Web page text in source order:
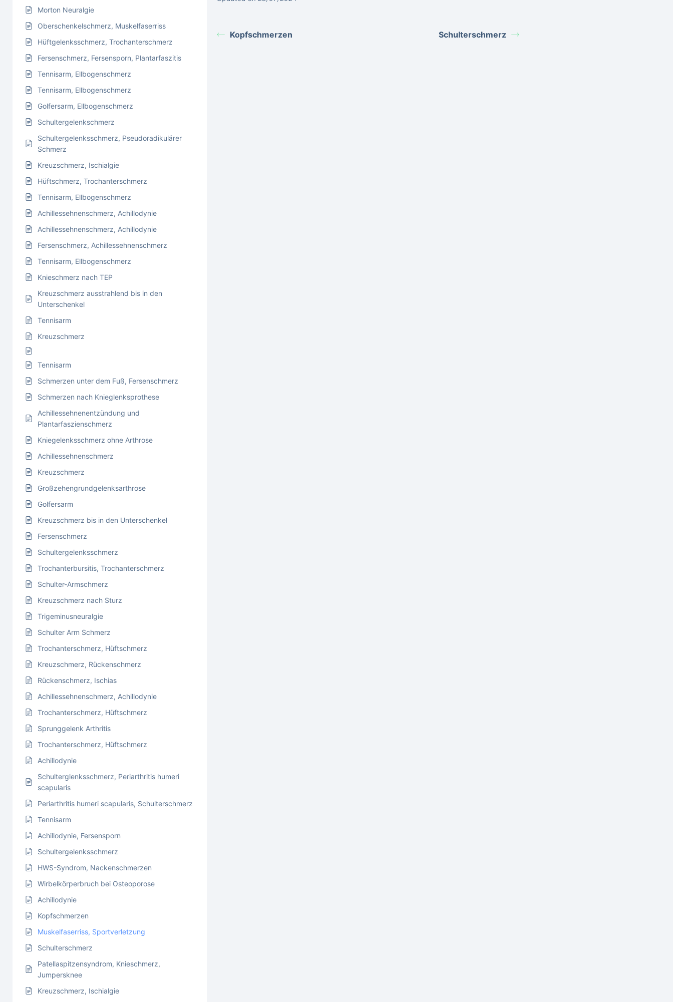
Morton Neuralgie
Oberschenkelschmerz, Muskelfaserriss
Hüftgelenksschmerz, Trochanterschmerz
Fersenschmerz, Fersensporn, Plantarfaszitis
Tennisarm, Ellbogenschmerz
Tennisarm, Ellbogenschmerz
Golfersarm, Ellbogenschmerz
Schultergelenkschmerz
Schultergelenksschmerz, Pseudoradikulärer
Schmerz
Kreuzschmerz, Ischialgie
Hüftschmerz, Trochanterschmerz
Tennisarm, Ellbogenschmerz
Achillessehnenschmerz, Achillodynie
Achillessehnenschmerz, Achillodynie
Fersenschmerz, Achillessehnenschmerz
Tennisarm, Ellbogenschmerz
Knieschmerz nach TEP
Kreuzschmerz ausstrahlend bis in den
Unterschenkel
Tennisarm
Kreuzschmerz
Tennisarm
Schmerzen unter dem Fuß, Fersenschmerz
Schmerzen nach Knieglenksprothese
Achillessehnenentzündung und
Plantarfaszienschmerz
Kniegelenksschmerz ohne Arthrose
Achillessehnenschmerz
Kreuzschmerz
Großzehengrundgelenksarthrose
Golfersarm
Kreuzschmerz bis in den Unterschenkel
Fersenschmerz
Schultergelenksschmerz
Trochanterbursitis, Trochanterschmerz
Schulter-Armschmerz
Kreuzschmerz nach Sturz
Trigeminusneuralgie
Schulter Arm Schmerz
Trochanterschmerz, Hüftschmerz
Kreuzschmerz, Rückenschmerz
Rückenschmerz, Ischias
Achillessehnenschmerz, Achillodynie
Trochanterschmerz, Hüftschmerz
Sprunggelenk Arthritis
Trochanterschmerz, Hüftschmerz
Achillodynie
Schulterglenksschmerz, Periarthritis humeri
scapularis
Periarthritis humeri scapularis, Schulterschmerz
Tennisarm
Achillodynie, Fersensporn
Schultergelenksschmerz
HWS-Syndrom, Nackenschmerzen
Wirbelkörperbruch bei Osteoporose
Achillodynie
Kopfschmerzen
Muskelfaserriss, Sportverletzung
Schulterschmerz
Patellaspitzensyndrom, Knieschmerz,
Jumpersknee
Kreuzschmerz, Ischialgie
Kopfschmerzen Schulterschmerz